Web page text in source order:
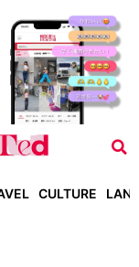
CULTURE